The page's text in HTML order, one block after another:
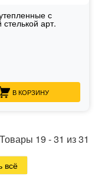
с
арт.
В КОРЗИНУ
Товары 19 -31 из31
всё